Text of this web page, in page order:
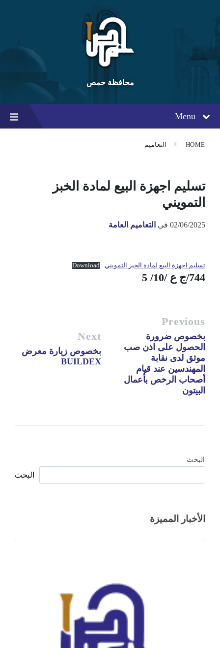
content
main
navigation
footer
محافظة حمص
Menu
HOME التعاميم
تسليم اجهزة البيع لمادة الخبز
التمويني
02/06/2025 في التعاميم العامة
تسليم اجهزة البيع لمادة الخبز التمويني Download
744/ج ع /10/ 5
Previous
بخصوص ضرورة
الحصول على اذن صب
موثق لدى نقابة
المهندسين عند قيام
أصحاب الرخص بأعمال
البيتون
Next
بخصوص زيارة معرض
BUILDEX
البحث
البحث
الأخبار المميزة